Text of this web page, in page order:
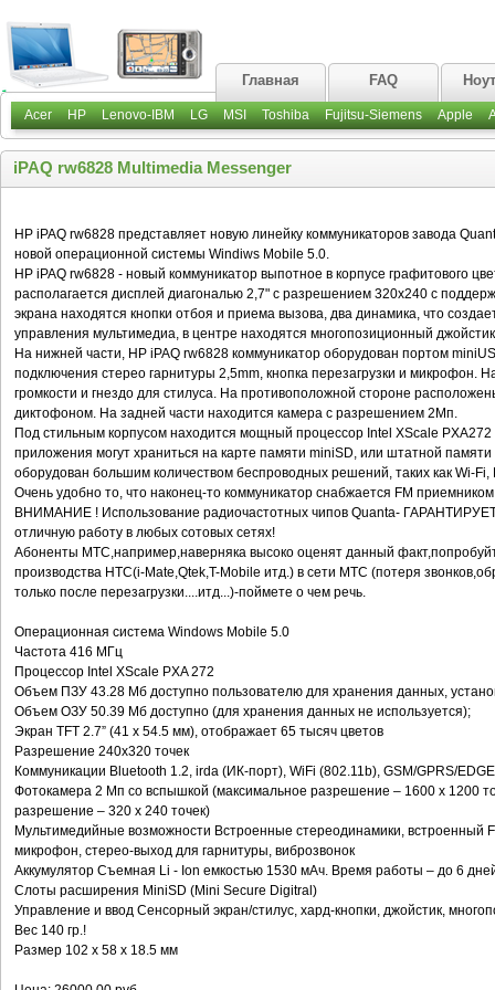
Главная FAQ
Acer HP Lenovo-IBM LG MSI Toshiba Fujitsu-Siemens Apple
iPAQ rw6828 Multimedia Messenger
HP iPAQ rw6828 представляет новую линейку коммуникаторов завода
новой операционной системы Windiws Mobile 5.0.
HP iPAQ rw6828 - новый коммуникатор выпотное в корпусе графитового
располагается дисплей диагональю 2,7" с разрешением 320x240 с
экрана находятся кнопки отбоя и приема вызова, два динамика, что
управления мультимедиа, в центре находятся многопозиционный
На нижней части, HP iPAQ rw6828 коммуникатор оборудован портом
подключения стерео гарнитуры 2,5mm, кнопка перезагрузки и микрофон.
громкости и гнездо для стилуса. На противоположной стороне
диктофоном. На задней части находится камера с разрешением 2Мп.
Под стильным корпусом находится мощный процессор Intel XScale PXA272
приложения могут храниться на карте памяти miniSD, или штатной
оборудован большим количеством беспроводных решений, таких как Wi-
Очень удобно то, что наконец-то коммуникатор снабжается FM
BНИМАНИЕ ! Использование радиочастотных чипов Quanta-
отличную работу в любых сотовых сетях!
Абоненты МТС,например,наверняка высоко оценят данный
производства НТС(i-Mate,Qtek,T-Mobile итд.) в сети МТС (потеря
только после перезагрузки....итд...)-поймете о чем речь.
Операционная система Windows Mobile 5.0
Частота 416 МГц
Процессор Intel XScale PXA 272
Объем ПЗУ 43.28 Мб доступно пользователю для хранения данных,
Объем ОЗУ 50.39 Мб доступно (для хранения данных не используется);
Экран TFT 2.7” (41 x 54.5 мм), отображает 65 тысяч цветов
Разрешение 240х320 точек
Коммуникации Bluetooth 1.2, irda (ИК-порт), WiFi (802.11b), GSM/GPRS/EDGE
Фотокамера 2 Мп со вспышкой (максимальное разрешение – 1600 x 1200
разрешение – 320 x 240 точек)
Мультимедийные возможности Встроенные стереодинамики, встроенный
микрофон, стерео-выход для гарнитуры, виброзвонок
Аккумулятор Съемная Li - Ion емкостью 1530 мАч. Время работы – до 6
Слоты расширения MiniSD (Mini Secure Digitral)
Управление и ввод Сенсорный экран/стилус, хард-кнопки, джойстик,
Вес 140 гр.!
Размер 102 x 58 x 18.5 мм